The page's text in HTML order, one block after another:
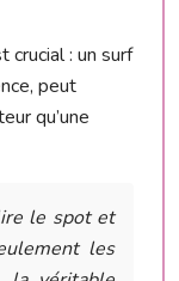
crucial : un surf
peut
qu’une
le spot et
les